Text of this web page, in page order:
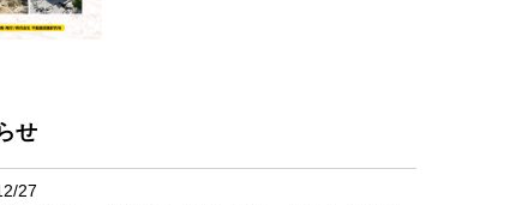
せ
27